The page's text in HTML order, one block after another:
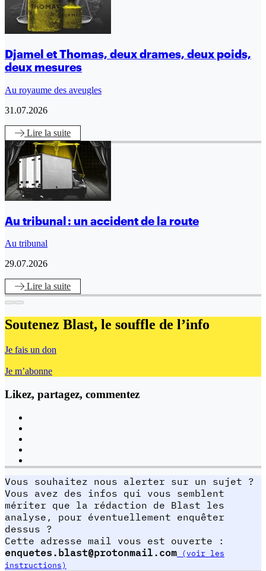
Djamel et Thomas, deux drames, deux poids,
deux mesures
Au royaume des aveugles
31.07.2026
Lire la suite
Au tribunal : un accident de la route
Au tribunal
29.07.2026
Lire la suite
Soutenez Blast, le souffle de l’info
Je fais un don
Je m’abonne
Likez, partagez, commentez
Vous souhaitez nous alerter sur un sujet ?
Vous avez des infos qui vous semblent
mériter que la rédaction de Blast les
analyse, pour éventuellement enquêter
dessus ?
Cette adresse mail vous est ouverte :
enquetes.blast@protonmail.com (voir les
instructions)